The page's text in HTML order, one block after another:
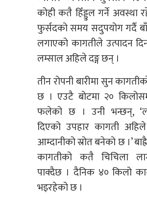
कोही कतै हिँड्डुल गर्ने अवस्था
फुर्सदको समय सदुपयोग गर्दै
लगाएको कागतीले उत्पादन
लम्साल अहिले दङ्ग छन् ।
तीन रोपनी बारीमा सुन
छ । एउटै बोटमा २०
फलेको छ । उनी भन्छन्,
दिएको उपहार कागती
आम्दानीको स्रोत बनेको छ ।’
कागतीको कतै चिचिला
पाक्दैछ । दैनिक ४० किलो
भइरहेको छ ।